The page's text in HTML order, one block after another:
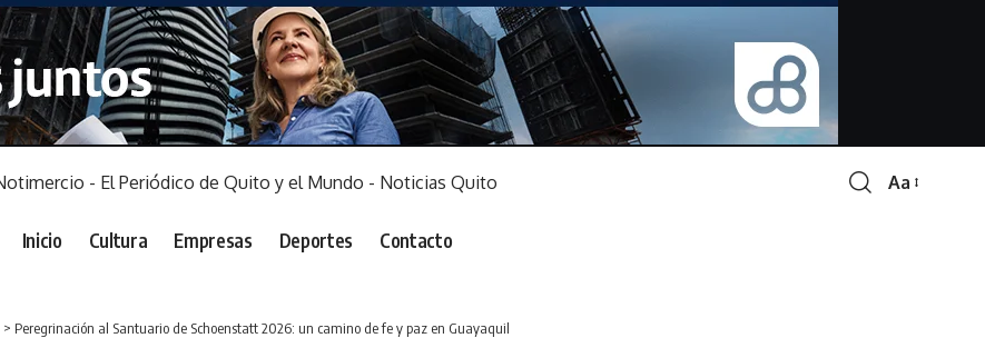
Font
Aa
Inicio Cultura Empresas Deportes Contacto
> Peregrinación al Santuario de Schoenstatt 2026: un camino de fe y paz en Guayaquil